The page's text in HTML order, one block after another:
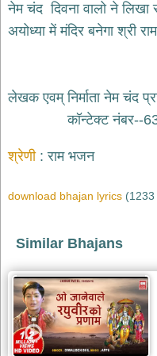
दुर्गा
भजन
भजन
राम
bhajans
भजन
bhajans
विविध
भजन
miscellaneous
bhajans
नेम चंद दिवना वालो ने लिखा
अयोध्या में मंदिर बनेगा श्री
लेखक एवम् निर्माता नेम चंद
कॉन्टेक्ट नंबर--
श्रेणी राम भजन
download bhajan lyrics
Similar Bhajans